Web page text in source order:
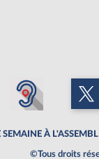
SEMAINE À
©Tous droits